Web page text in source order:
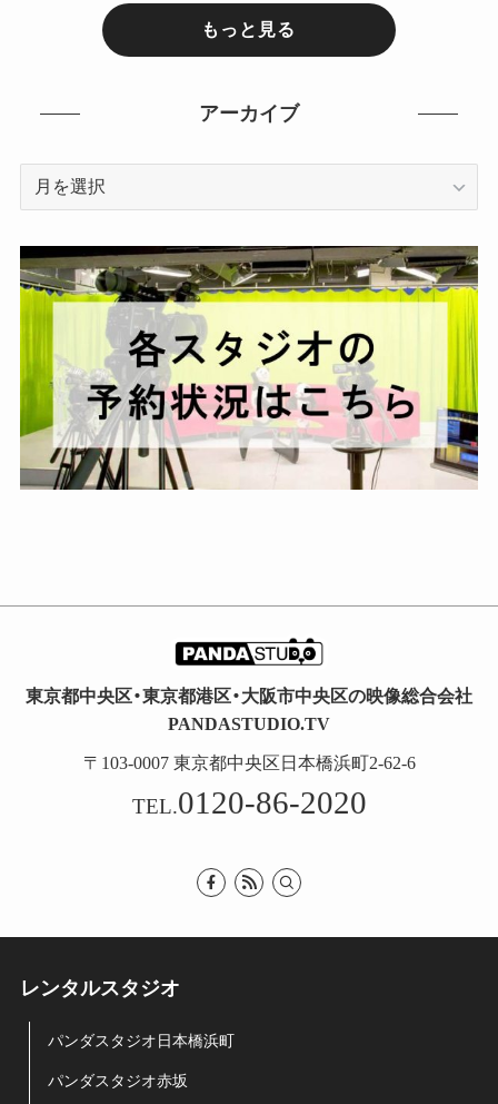
もっと見る
アーカイブ
イ
ブ
東京都中央区・東京都港区・大阪市中央区の映像総合会社
PANDASTUDIO.TV
〒103-0007 東京都中央区日本橋浜町2-62-6
TEL.0120-86-2020
レンタルスタジオ
パンダスタジオ日本橋浜町
パンダスタジオ赤坂